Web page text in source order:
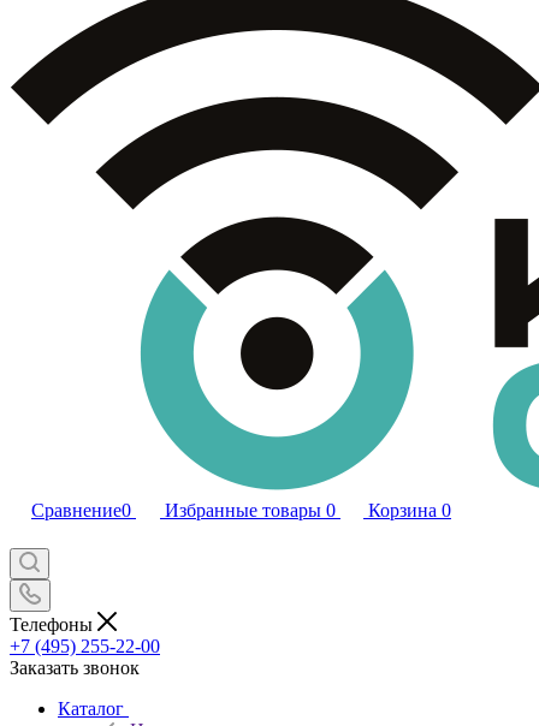
Сравнение0 Избранные товары 0 Корзина 0
Телефоны
+7 (495) 255-22-00
Заказать звонок
Каталог